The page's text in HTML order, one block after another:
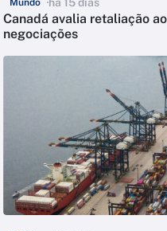
Mundo
Canadá avalia retaliação
negociações